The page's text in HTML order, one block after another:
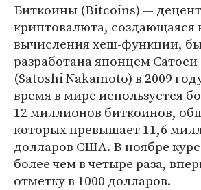
Биткоины (Bitcoins) —
криптовалюта, создающаяся
вычисления хеш-функции,
разработана японцем
(Satoshi Nakamoto) в 2009
время в мире используется
12 миллионов биткоинов,
которых превышает 11,6
долларов США. В ноябре
более чем в четыре раза,
отметку в 1000 долларов.